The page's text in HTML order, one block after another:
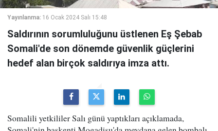
Yayınlanma: 16 Ocak 2024 Salı 15:48
Saldırının sorumluluğunu üstlenen Eş Şebab
Somali'de son dönemde güvenlik güçlerini
hedef alan birçok saldırıya imza attı.
Somalili yetkililer Salı günü yaptıkları açıklamada,